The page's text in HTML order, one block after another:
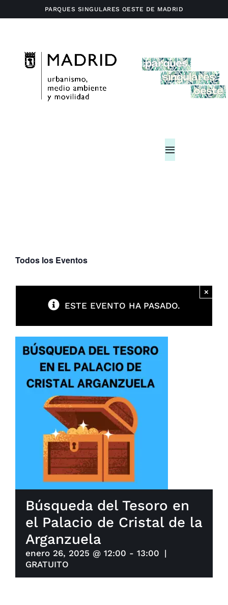
al
PARQUES SINGULARES OESTE DE MADRID
Toggle
Galería
Emergencias
Contacto
Todos los Eventos
ESTE EVENTO HA PASADO.
×
Búsqueda del Tesoro en
el Palacio de Cristal de la
Arganzuela
enero 26, 2025 @ 12:00 - 13:00 |
GRATUITO